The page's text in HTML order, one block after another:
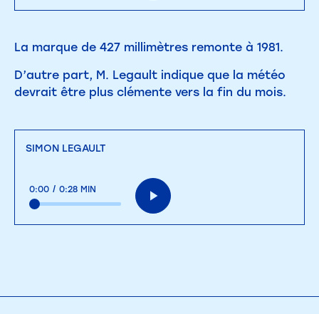
La marque de 427 millimètres remonte à 1981.
D’autre part, M. Legault indique que la météo
devrait être plus clémente vers la fin du mois.
SIMON LEGAULT
0:00 / 0:28 MIN